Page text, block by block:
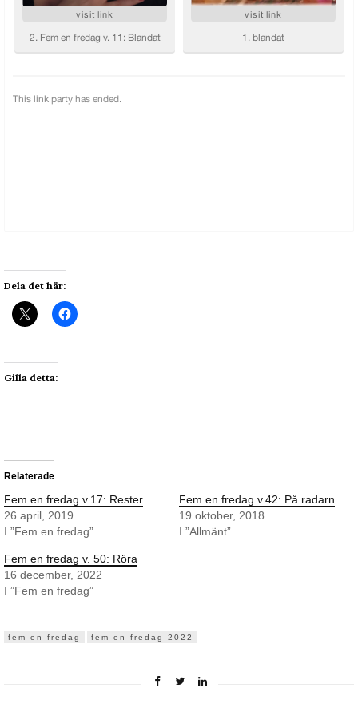
Dela det här:
Gilla detta:
Relaterade
Fem en fredag v.17: Rester
26 april, 2019
I ”Fem en fredag”
Fem en fredag v.42: På radarn
19 oktober, 2018
I ”Allmänt”
Fem en fredag v. 50: Röra
16 december, 2022
I ”Fem en fredag”
fem en fredag fem en fredag 2022